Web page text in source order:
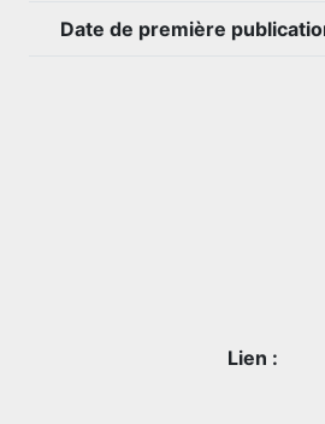
Date de première
Lien :